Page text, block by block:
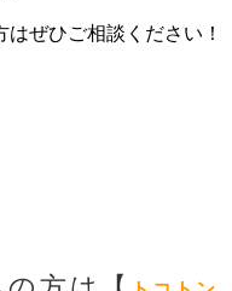
ぜひご相談ください！